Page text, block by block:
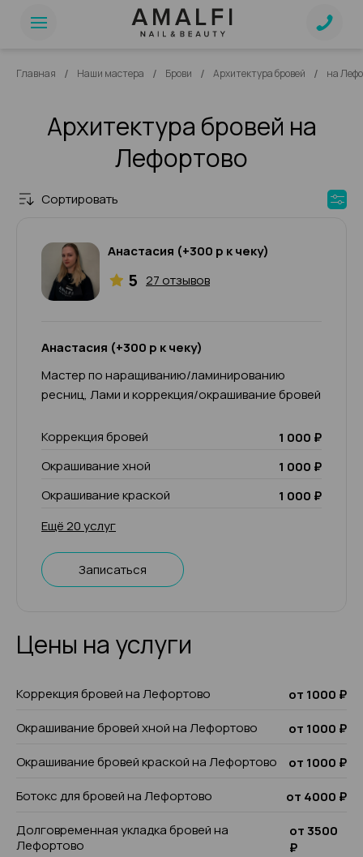
Главная / Наши мастера / Брови / Архитектура бровей / на
Архитектура бровей на
Лефортово
Сортировать
Анастасия (+300 р к чеку)
5 27 отзывов
Анастасия (+300 р к чеку)
Мастер по наращиванию/ламинированию
ресниц, Лами и коррекция/окрашивание бровей
Коррекция бровей
1 000 ₽
Окрашивание хной
1 000 ₽
Окрашивание краской
1 000 ₽
Ещё 20 услуг
Записаться
Цены на услуги
Коррекция бровей на Лефортово
от 1000 ₽
Окрашивание бровей хной на Лефортово
от 1000 ₽
Окрашивание бровей краской на Лефортово
от 1000 ₽
Ботокс для бровей на Лефортово
от 4000 ₽
Долговременная укладка бровей на
Лефортово
от 3500
₽